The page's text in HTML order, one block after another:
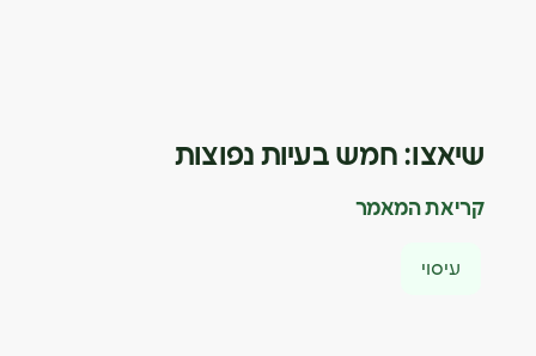
שיאצו: חמש בעיות נפוצות
קריאת המאמר
עיסוי